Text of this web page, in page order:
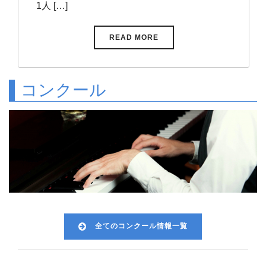
1人 […]
READ MORE
コンクール
全てのコンクール情報一覧